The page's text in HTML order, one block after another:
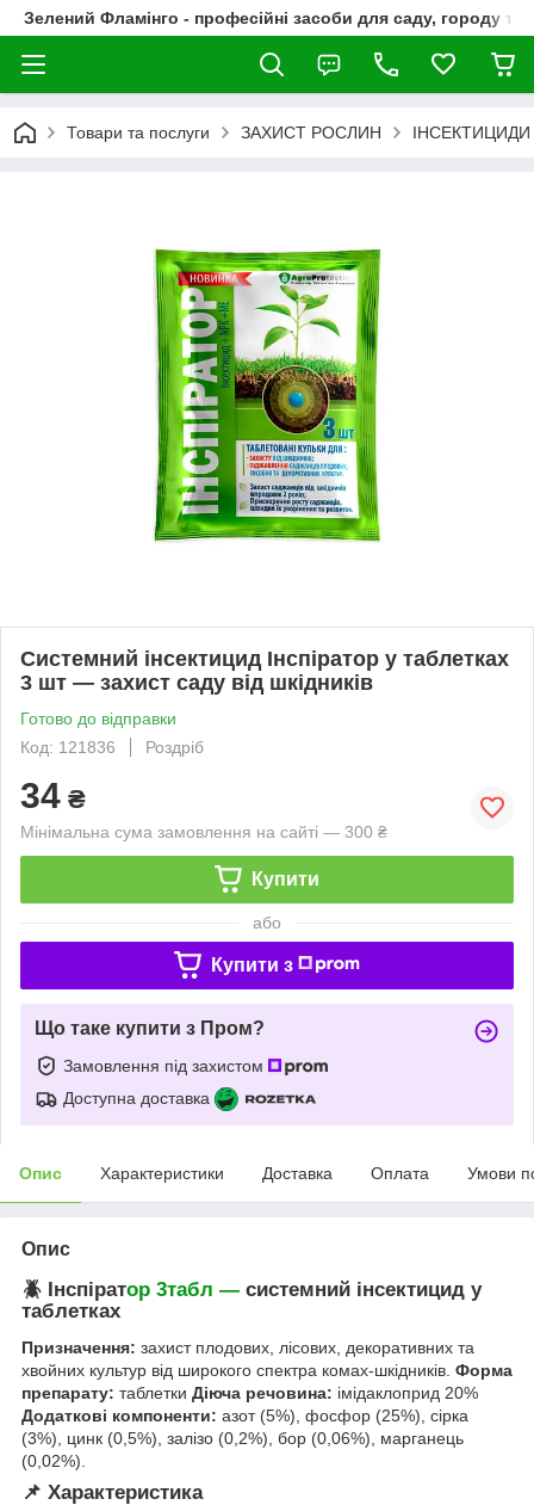
Зелений Фламінго - професійні засоби для саду, городу та
Товари та послуги ЗАХИСТ РОСЛИН ІНСЕКТИЦИДИ
Системний інсектицид Інспіратор у таблетках
3 шт — захист саду від шкідників
Готово до відправки
Код: 121836
Роздріб
34 ₴
Мінімальна сума замовлення на сайті — 300 ₴
Купити
або
Купити з
Що таке купити з Пром?
Замовлення під захистом
Доступна доставка
Опис Характеристики Доставка Оплата Умови
Опис
🪲 Інспіратор 3табл — системний інсектицид у
таблетках
Призначення: захист плодових, лісових, декоративних та
хвойних культур від широкого спектра комах-шкідників. Форма
препарату: таблетки Діюча речовина: імідаклоприд 20%
Додаткові компоненти: азот (5%), фосфор (25%), сірка
(3%), цинк (0,5%), залізо (0,2%), бор (0,06%), марганець
(0,02%).
📌 Характеристика